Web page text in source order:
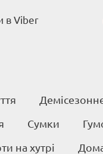
в Viber
Сумки
на хутрі